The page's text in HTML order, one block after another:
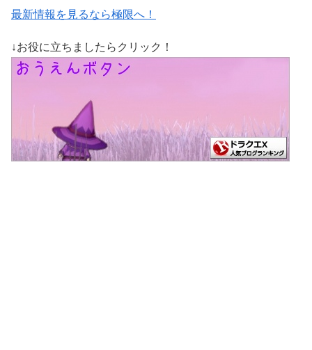
最新情報を見るなら極限へ！
↓お役に立ちましたらクリック！